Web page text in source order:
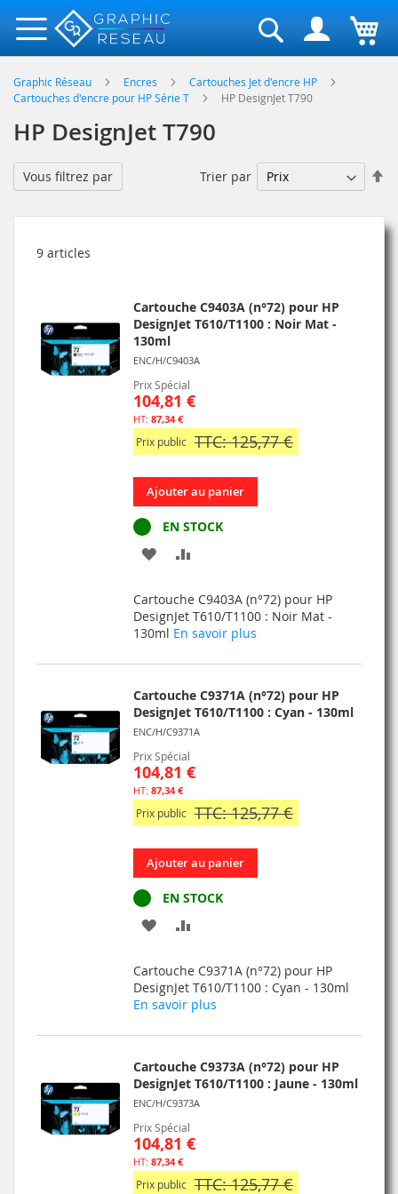
Rechercher
Graphic Réseau Encres
Cartouches Jet d'encre HP
Cartouches d'encre pour HP Série T
HP DesignJet T790
HP DesignJet T790
9 articles
Trier par
Cartouche C9403A (n°72) pour HP
DesignJet T610/T1100 : Noir Mat -
130ml
ENC/H/C9403A
Prix Spécial
104,81 €
87,34 €
Prix public TTC: 125,77 €
Ajouter au panier
EN STOCK
AJOUTER
MA
COMPARATEUR
Cartouche C9403A (n°72) pour HP
DesignJet T610/T1100 : Noir Mat -
130ml En savoir plus
Cartouche C9371A (n°72) pour HP
DesignJet T610/T1100 : Cyan - 130ml
ENC/H/C9371A
Prix Spécial
104,81 €
87,34 €
Prix public TTC: 125,77 €
Ajouter au panier
EN STOCK
AJOUTER
MA
COMPARATEUR
Cartouche C9371A (n°72) pour HP
DesignJet T610/T1100 : Cyan - 130ml
En savoir plus
Cartouche C9373A (n°72) pour HP
DesignJet T610/T1100 : Jaune - 130ml
ENC/H/C9373A
Prix Spécial
104,81 €
87,34 €
Prix public TTC: 125,77 €
Vous filtrez par